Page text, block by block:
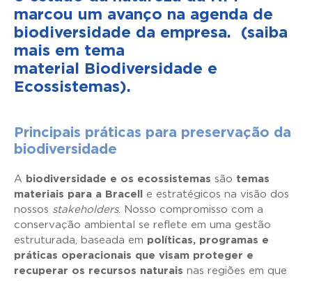
marcou um avanço na agenda de
biodiversidade da empresa. (saiba
mais em tema
material
Biodiversidade e
Ecossistemas).
Principais práticas para preservação da
biodiversidade
A biodiversidade e os ecossistemas são temas
materiais para a Bracell
e estratégicos na visão dos
nossos stakeholders. Nosso compromisso com a
conservação ambiental se reflete em uma gestão
estruturada, baseada em políticas, programas e
práticas operacionais que visam proteger e
recuperar os recursos naturais nas regiões em que